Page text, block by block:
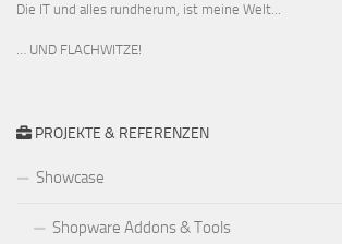
Die IT und alles rundherum, ist meine Welt...
… UND FLACHWITZE!
PROJEKTE & REFERENZEN
Showcase
Shopware Addons & Tools